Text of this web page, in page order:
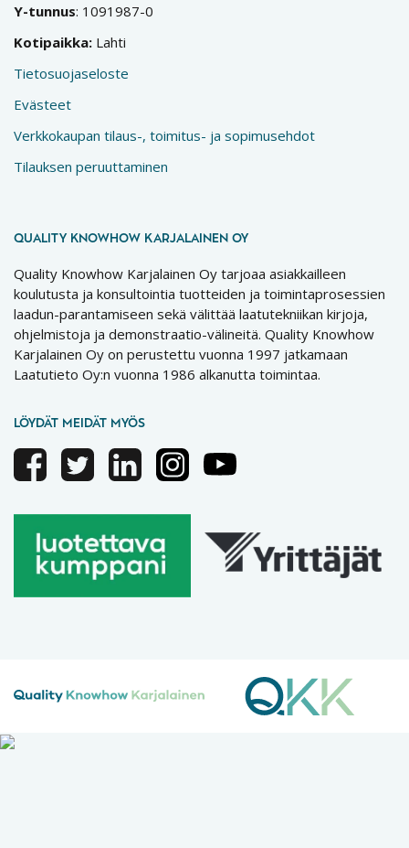
Y-tunnus: 1091987-0
Kotipaikka: Lahti
Tietosuojaseloste
Evästeet
Verkkokaupan tilaus-, toimitus- ja sopimusehdot
Tilauksen peruuttaminen
QUALITY KNOWHOW KARJALAINEN OY
Quality Knowhow Karjalainen Oy tarjoaa asiakkailleen
koulutusta ja konsultointia tuotteiden ja toimintaprosessien
laadun-parantamiseen sekä välittää laatutekniikan kirjoja,
ohjelmistoja ja demonstraatio-välineitä. Quality Knowhow
Karjalainen Oy on perustettu vuonna 1997 jatkamaan
Laatutieto Oy:n vuonna 1986 alkanutta toimintaa.
LÖYDÄT MEIDÄT MYÖS
FacebookTwitterLinkedinInstagramYoutube